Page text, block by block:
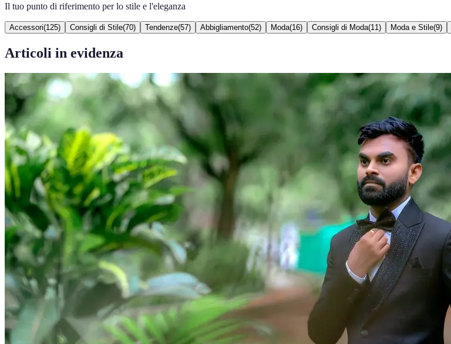
Il tuo punto di riferimento per lo stile e l'eleganza
Accessori(125) Consigli di Stile(70) Tendenze(57) Abbigliamento(52) Moda(16) Consigli di Moda(11 ) Moda e Stile(9)
Articoli in evidenza